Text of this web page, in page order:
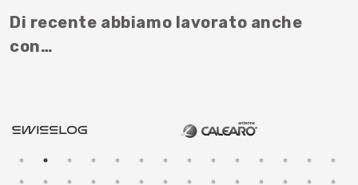
Di recente abbiamo lavorato anche
con…